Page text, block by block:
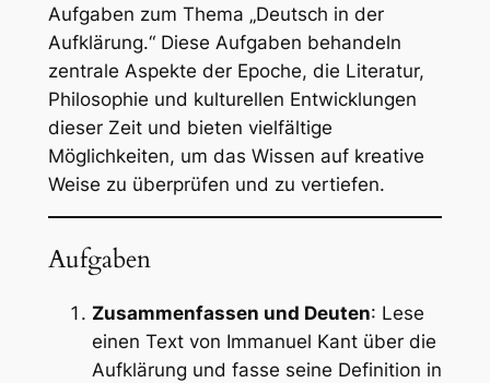
Aufgaben zum Thema „Deutsch in der
Aufklärung.“ Diese Aufgaben behandeln
zentrale Aspekte der Epoche, die Literatur,
Philosophie und kulturellen Entwicklungen
dieser Zeit und bieten vielfältige
Möglichkeiten, um das Wissen auf kreative
Weise zu überprüfen und zu vertiefen.
Aufgaben
Zusammenfassen und Deuten: Lese
einen Text von Immanuel Kant über die
Aufklärung und fasse seine Definition in